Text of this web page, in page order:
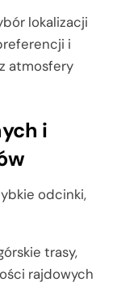
lokalizacji
i
atmosfery
i
odcinki,
trasy,
rajdowych